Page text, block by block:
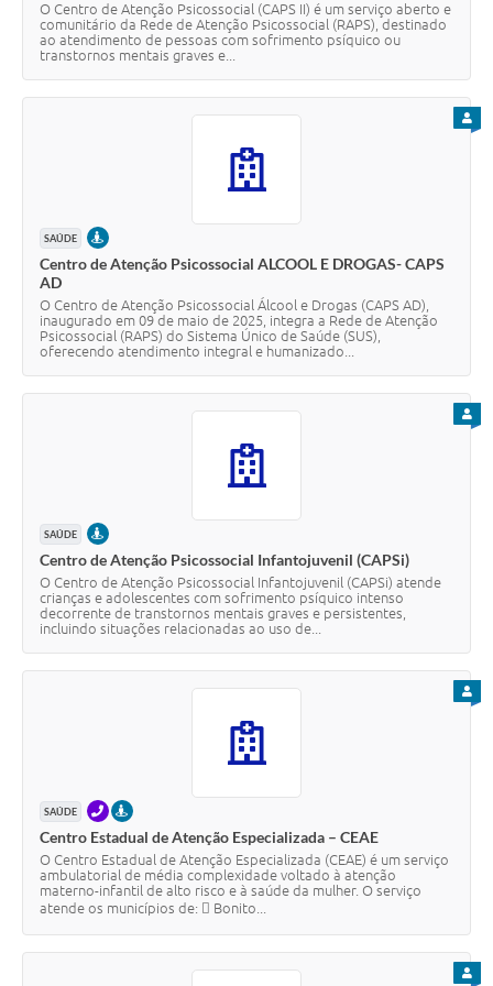
O Centro de Atenção Psicossocial (CAPS II) é um serviço aberto e
comunitário da Rede de Atenção Psicossocial (RAPS), destinado
ao atendimento de pessoas com sofrimento psíquico ou
transtornos mentais graves e...
SAÚDE PRESENCIAL
Centro de Atenção Psicossocial ALCOOL E DROGAS- CAPS
AD
O Centro de Atenção Psicossocial Álcool e Drogas (CAPS AD),
inaugurado em 09 de maio de 2025, integra a Rede de Atenção
Psicossocial (RAPS) do Sistema Único de Saúde (SUS),
oferecendo atendimento integral e humanizado...
SAÚDE PRESENCIAL
Centro de Atenção Psicossocial Infantojuvenil (CAPSi)
O Centro de Atenção Psicossocial Infantojuvenil (CAPSi) atende
crianças e adolescentes com sofrimento psíquico intenso
decorrente de transtornos mentais graves e persistentes,
incluindo situações relacionadas ao uso de...
SAÚDE TELEFONEPRESENCIAL
Centro Estadual de Atenção Especializada – CEAE
O Centro Estadual de Atenção Especializada (CEAE) é um serviço
ambulatorial de média complexidade voltado à atenção
materno-infantil de alto risco e à saúde da mulher. O serviço
atende os municípios de:  Bonito...